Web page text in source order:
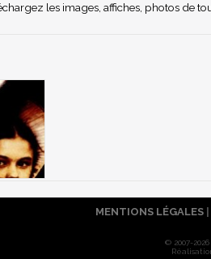
les images, affiches, photos de
MENTIONS LÉGALES
© 2007-